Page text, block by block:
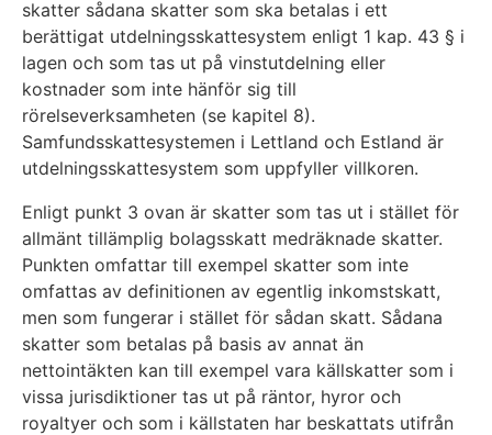
skatter sådana skatter som ska betalas i ett
berättigat utdelningsskattesystem enligt 1 kap. 43 § i
lagen och som tas ut på vinstutdelning eller
kostnader som inte hänför sig till
rörelseverksamheten (se kapitel 8).
Samfundsskattesystemen i Lettland och Estland är
utdelningsskattesystem som uppfyller villkoren.
Enligt punkt 3 ovan är skatter som tas ut i stället för
allmänt tillämplig bolagsskatt medräknade skatter.
Punkten omfattar till exempel skatter som inte
omfattas av definitionen av egentlig inkomstskatt,
men som fungerar i stället för sådan skatt. Sådana
skatter som betalas på basis av annat än
nettointäkten kan till exempel vara källskatter som i
vissa jurisdiktioner tas ut på räntor, hyror och
royaltyer och som i källstaten har beskattats utifrån